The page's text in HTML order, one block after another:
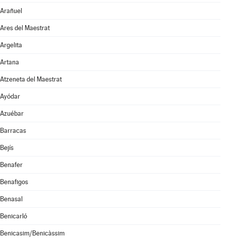
Arañuel
Ares del Maestrat
Argelita
Artana
Atzeneta del Maestrat
Ayódar
Azuébar
Barracas
Bejís
Benafer
Benafigos
Benasal
Benicarló
Benicasim/Benicàssim